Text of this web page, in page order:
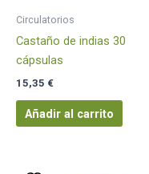
Circulatorios
Castaño de indias 30
cápsulas
15,35 €
Añadir al carrito